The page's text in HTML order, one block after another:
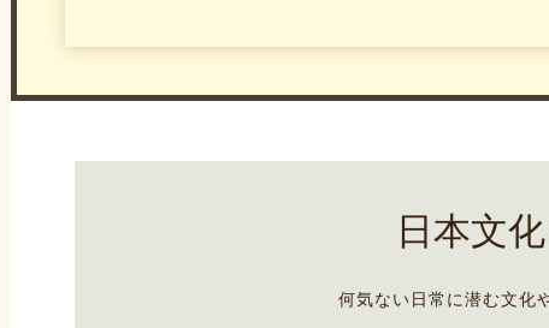
日本文
何気ない日常に潜む文化